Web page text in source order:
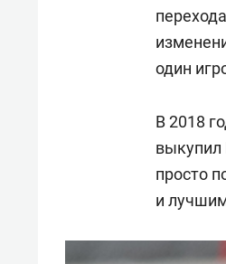
один
В 2018
выкупил
просто
и